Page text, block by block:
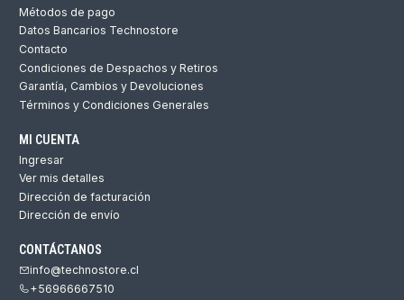
Métodos de pago
Datos Bancarios Technostore
Contacto
Condiciones de Despachos y Retiros
Garantía, Cambios y Devoluciones
Términos y Condiciones Generales
MI CUENTA
Ingresar
Ver mis detalles
Dirección de facturación
Dirección de envío
CONTÁCTANOS
info@technostore.cl
+56966667510